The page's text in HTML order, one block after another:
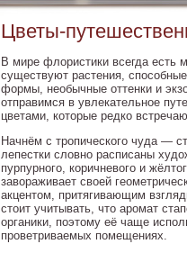
Цветы-
В мире флористики всегда есть
существуют растения,
формы, необычные оттенки и
отправимся в увлекательное
цветами, которые редко
Начнём с тропического чуда —
лепестки словно расписаны
пурпурного, коричневого и
завораживает своей
акцентом, притягивающим
стоит учитывать, что аромат
органики, поэтому её чаще
проветриваемых помещениях.